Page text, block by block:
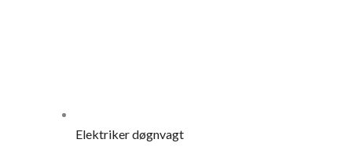
Elektriker døgnvagt